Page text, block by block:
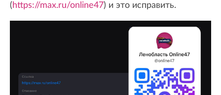
(https://max.ru/online47) и это исправить.